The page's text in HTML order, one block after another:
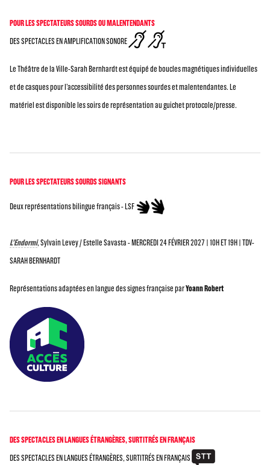
POUR LES SPECTATEURS SOURDS OU MALENTENDANTS
DES SPECTACLES EN AMPLIFICATION SONORE
Le Théâtre de la Ville-Sarah Bernhardt est équipé de boucles magnétiques individuelles
et de casques pour l’accessibilité des personnes sourdes et malentendantes. Le
matériel est disponible les soirs de représentation au guichet protocole/presse.
POUR LES SPECTATEURS SOURDS SIGNANTS
Deux représentations bilingue français - LSF
L’Endormi, Sylvain Levey / Estelle Savasta - MERCREDI 24 FÉVRIER 2027 | 10H ET 19H | TDV-
SARAH BERNHARDT
Représentations adaptées en langue des signes française parYoann Robert
DES SPECTACLES EN LANGUES ÉTRANGÈRES, SURTITRÉS EN FRANÇAIS
DES SPECTACLES EN LANGUES ÉTRANGÈRES, SURTITRÉS EN FRANÇAIS